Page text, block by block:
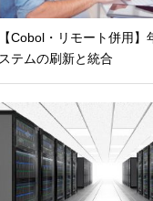
【Cobol・リモート併用】
ステムの刷新と統合